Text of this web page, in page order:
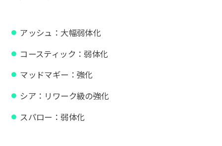
アッシュ：大幅弱体化
コースティック：弱体化
マッドマギー：強化
シア：リワーク級の強化
スパロー：弱体化